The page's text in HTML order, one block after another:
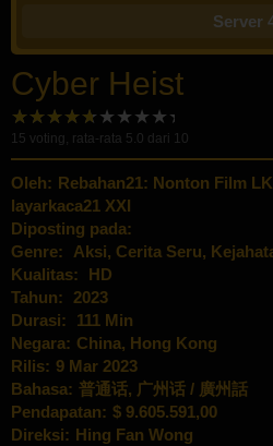
Server
Cyber Heist
15 voting, rata-rata 5.0 dari 10
Oleh: Rebahan21: Nonton Film
layarkaca21 XXI
Diposting pada:
Genre:
Aksi, Cerita Seru,
Kualitas:
HD
Tahun:
2023
Durasi:
111 Min
Negara: China, Hong Kong
Rilis: 9 Mar 2023
Bahasa: 普通话, 广州话 / 廣州話
Pendapatan: $ 9.605.591,00
Direksi: Hing Fan Wong